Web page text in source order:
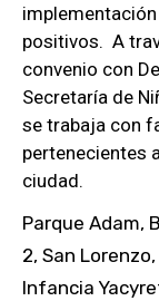
positivos. A
convenio con
Secretaría de
se trabaja con
pertenecientes
ciudad.
Parque Adam,
2, San
Infancia